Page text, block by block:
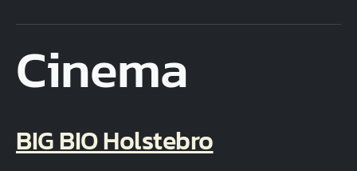
Cinema
BIG BIO Holstebro